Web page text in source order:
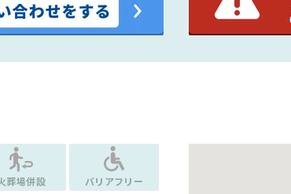
葬場併設 バリアフリー